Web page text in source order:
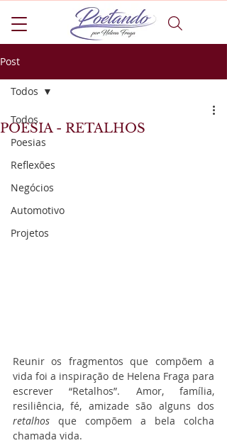
Post
Todos
Poesias
Reflexões
Negócios
Automotivo
Projetos
Todos
POESIA - RETALHOS
Reunir os fragmentos que compõem a
vida foi a inspiração de Helena Fraga para
escrever “Retalhos”. Amor, família,
retalhos que compõem a bela colcha
chamada vida.